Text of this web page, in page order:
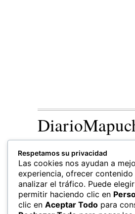
Respetamos su privacidad
Las cookies nos ayudan a
experiencia, ofrecer
analizar el tráfico. Puede
permitir haciendo clic en
clic en Aceptar Todo para